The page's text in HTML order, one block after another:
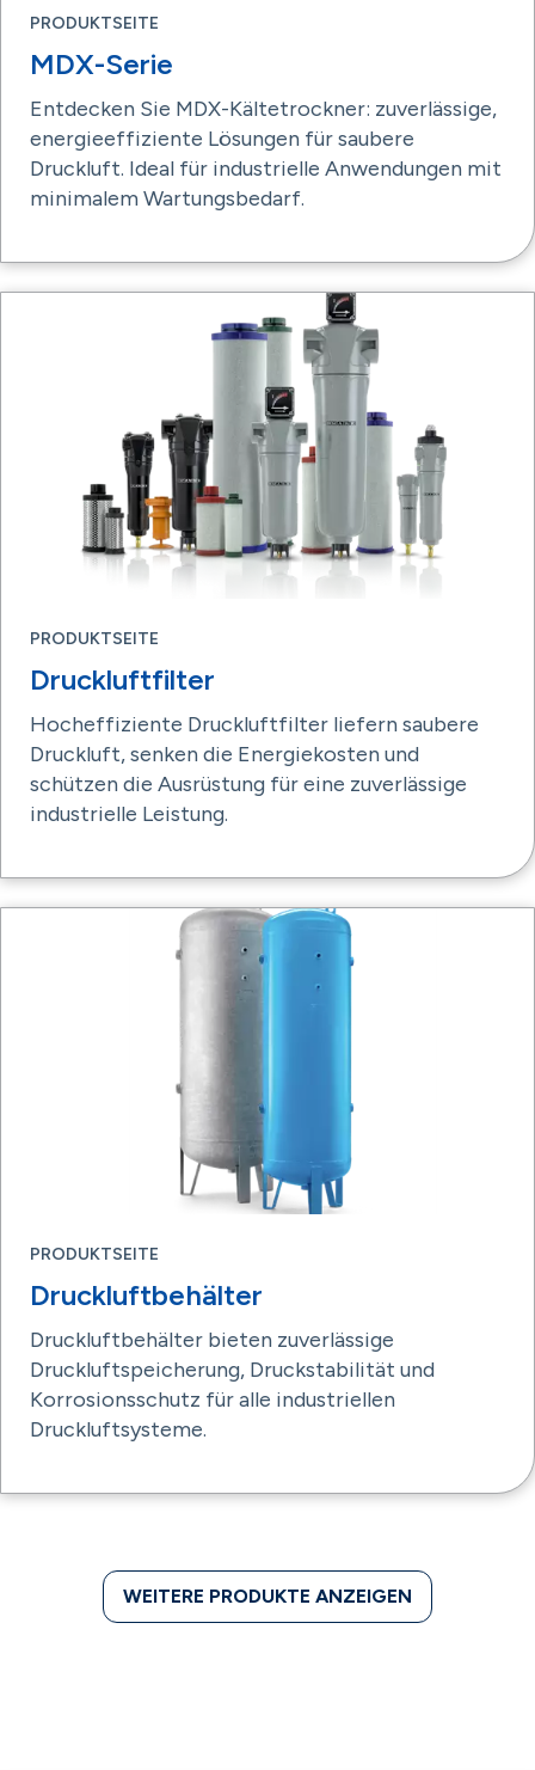
PRODUKTSEITE
MDX-Serie
Entdecken Sie MDX-Kältetrockner: zuverlässige,
energieeffiziente Lösungen für saubere
Druckluft. Ideal für industrielle Anwendungen mit
minimalem Wartungsbedarf.
PRODUKTSEITE
Druckluftfilter
Hocheffiziente Druckluftfilter liefern saubere
Druckluft, senken die Energiekosten und
schützen die Ausrüstung für eine zuverlässige
industrielle Leistung.
PRODUKTSEITE
Druckluftbehälter
Druckluftbehälter bieten zuverlässige
Druckluftspeicherung, Druckstabilität und
Korrosionsschutz für alle industriellen
Druckluftsysteme.
WEITERE PRODUKTE ANZEIGEN